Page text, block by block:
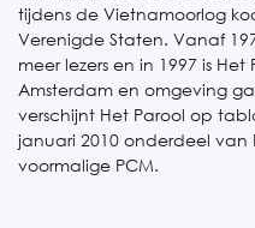
tijdens de Vietnamoorlog
Verenigde Staten. Vanaf
meer lezers en in 1997 is
Amsterdam en omgeving
verschijnt Het Parool op
januari 2010 onderdeel van
voormalige PCM.